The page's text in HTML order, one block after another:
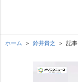
ホーム 鈴井貴之 記事